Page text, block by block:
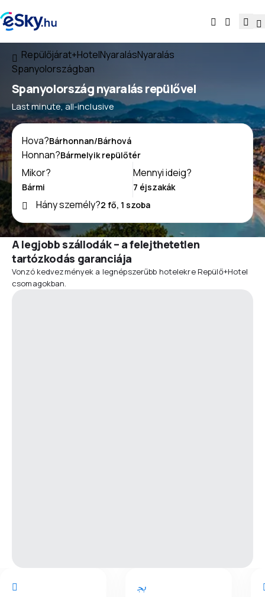
Repülőjárat+HotelNyaralásNyaralás
Spanyolországban
Spanyolország nyaralás repülővel
Last minute, all-inclusive
Hova?
Honnan?
Mikor?
Mennyi ideig?
Hány személy?
A legjobb szállodák – a felejthetetlen
tartózkodás garanciája
Vonzó kedvezmények a legnépszerűbb hotelekre Repülő+Hotel
csomagokban.